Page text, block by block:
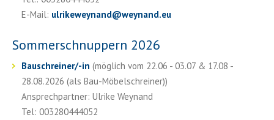
E-Mail: ulrikeweynand@weynand.eu
Sommerschnuppern 2026
Bauschreiner/-in (möglich vom 22.06 - 03.07 & 17.08 -
28.08.2026 (als Bau-Möbelschreiner))
Ansprechpartner: Ulrike Weynand
Tel: 003280444052